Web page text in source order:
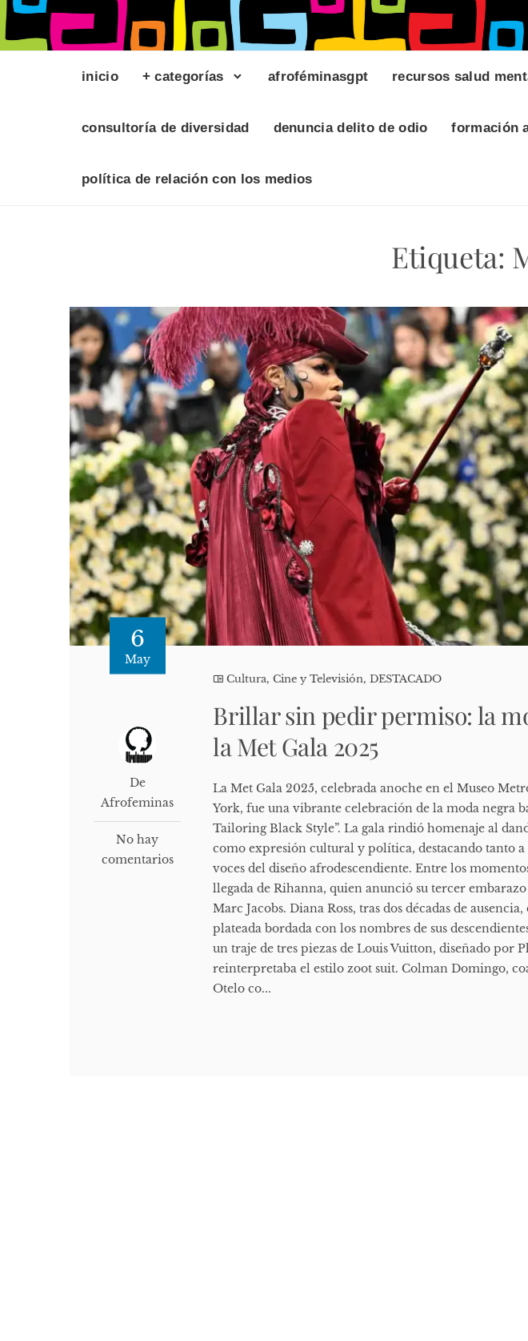
inicio + categorías afroféminasgpt recursos salud
consultoría de diversidad denuncia delito de odio formación
política de relación con los medios
Etiqueta:
6
May
De
Afrofeminas
No hay
comentarios
Cultura, Cine y Televisión,DESTACADO
Brillar sin pedir permiso: la
la Met Gala 2025
La Met Gala 2025, celebrada anoche en el Museo
York, fue una vibrante celebración de la moda negra
Tailoring Black Style”. La gala rindió homenaje al
como expresión cultural y política, destacando tanto a
voces del diseño afrodescendiente. Entre los
llegada de Rihanna, quien anunció su tercer
Marc Jacobs. Diana Ross, tras dos décadas de
plateada bordada con los nombres de sus
un traje de tres piezas de Louis Vuitton, diseñado por
reinterpretaba el estilo zoot suit. Colman Domingo,
Otelo co...